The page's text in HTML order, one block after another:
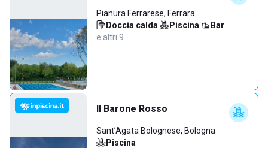
Pianura Ferrarese, Ferrara
Doccia calda· Piscina· Bar·
e altri 9…
Il Barone Rosso
Sant’Agata Bolognese, Bologna
Piscina